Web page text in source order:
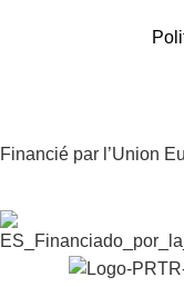
Financié par l’Union